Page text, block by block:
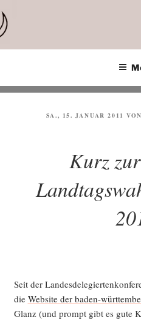
Inhalt
springen
VERÖFFENTLICHT
SA., 15. JANUAR 2011 VON
Kurz
Seit der
die Web­site der baden-
Glanz (und prompt gibt es gute